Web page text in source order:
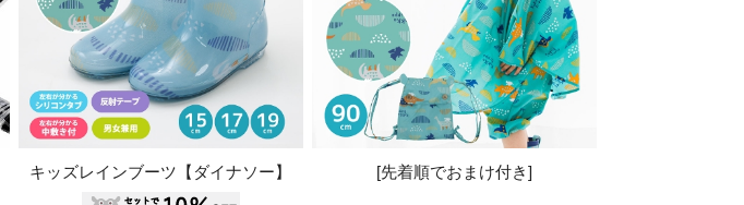
キッズレインブーツ【ダイナソー】 [先着順でおまけ付き]